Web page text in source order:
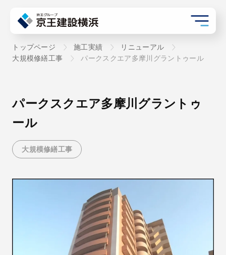
トップページ 施工実績
リニューアル
大規模修繕工事
パークスクエア多摩川グラントゥール
パークスクエア多摩川グラントゥ
ール
大規模修繕工事